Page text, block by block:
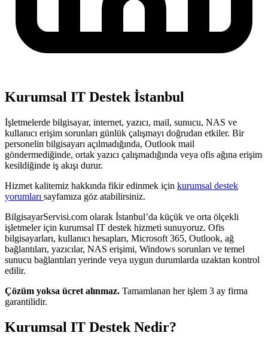
Kurumsal IT Destek İstanbul
İşletmelerde bilgisayar, internet, yazıcı, mail, sunucu, NAS ve
kullanıcı erişim sorunları günlük çalışmayı doğrudan etkiler. Bir
personelin bilgisayarı açılmadığında, Outlook mail
göndermediğinde, ortak yazıcı çalışmadığında veya ofis ağına erişim
kesildiğinde iş akışı durur.
Hizmet kalitemiz hakkında fikir edinmek için kurumsal destek
yorumları sayfamıza göz atabilirsiniz.
BilgisayarServisi.com olarak İstanbul’da küçük ve orta ölçekli
işletmeler için kurumsal IT destek hizmeti sunuyoruz. Ofis
bilgisayarları, kullanıcı hesapları, Microsoft 365, Outlook, ağ
bağlantıları, yazıcılar, NAS erişimi, Windows sorunları ve temel
sunucu bağlantıları yerinde veya uygun durumlarda uzaktan kontrol
edilir.
Çözüm yoksa ücret alınmaz. Tamamlanan her işlem 3 ay firma
garantilidir.
Kurumsal IT Destek Nedir?